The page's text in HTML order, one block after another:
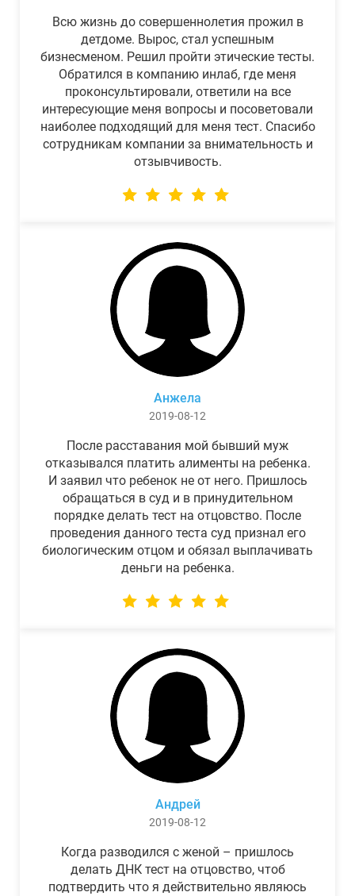
Всю жизнь до совершеннолетия прожил в
детдоме. Вырос, стал успешным
бизнесменом. Решил пройти этические тесты.
Обратился в компанию инлаб, где меня
проконсультировали, ответили на все
интересующие меня вопросы и посоветовали
наиболее подходящий для меня тест. Спасибо
сотрудникам компании за внимательность и
отзывчивость.
Анжела
2019-08-12
После расставания мой бывший муж
отказывался платить алименты на ребенка.
И заявил что ребенок не от него. Пришлось
обращаться в суд и в принудительном
порядке делать тест на отцовство. После
проведения данного теста суд признал его
биологическим отцом и обязал выплачивать
деньги на ребенка.
Андрей
2019-08-12
Когда разводился с женой – пришлось
делать ДНК тест на отцовство, чтоб
подтвердить что я действительно являюсь